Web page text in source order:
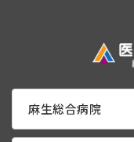
麻生総合病院